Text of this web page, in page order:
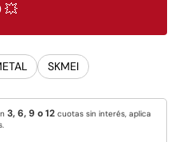
💥
SKMEI
3, 6, 9 o 12 cuotas sin interés, aplica